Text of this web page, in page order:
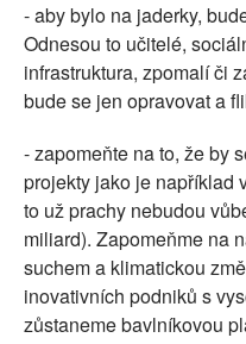
- aby bylo na jaderky,
Odnesou to učitelé,
infrastruktura, zpomalí či
bude se jen opravovat a
- zapomeňte na to, že by
projekty jako je například
to už prachy nebudou
miliard). Zapomeňme na
suchem a klimatickou
inovativních podniků s
zůstaneme bavlníkovou